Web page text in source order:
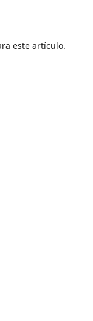
este artículo.